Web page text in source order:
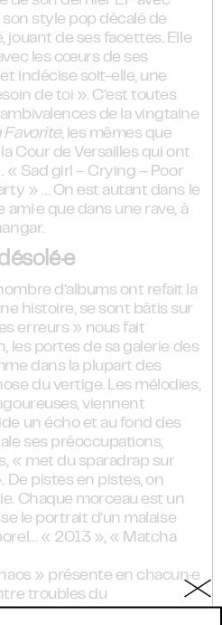
style pop décalé de
jouant de ses facettes. Elle
les cœurs de ses
indécise soit-elle, une
de toi ». C’est toutes
de la vingtaine
Favorite, les mêmes que
Cour de Versailles qui ont
« Sad girl – Crying – Poor
» … On est autant dans le
que dans une rave, à
d’albums ont refait la
histoire, se sont bâtis sur
erreurs » nous fait
les portes de sa galerie des
dans la plupart des
du vertige. Les mélodies,
viennent
un écho et au fond des
ses préoccupations,
« met du sparadrap sur
pistes en pistes, on
Chaque morceau est un
le portrait d’un malaise
« 2013 », « Matcha
» présente en chacun·e
troubles du